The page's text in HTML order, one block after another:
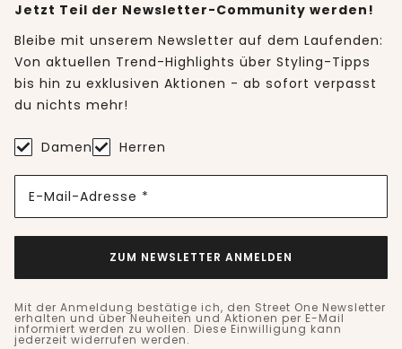
Jetzt Teil der Newsletter-Community werden!
Bleibe mit unserem Newsletter auf dem Laufenden:
Von aktuellen Trend-Highlights über Styling-Tipps
bis hin zu exklusiven Aktionen - ab sofort verpasst
du nichts mehr!
Damen Herren
E-Mail-Adresse *
ZUM NEWSLETTER ANMELDEN
Mit der Anmeldung bestätige ich, den Street One Newsletter
erhalten und über Neuheiten und Aktionen per E-Mail
informiert werden zu wollen. Diese Einwilligung kann
jederzeit widerrufen werden.